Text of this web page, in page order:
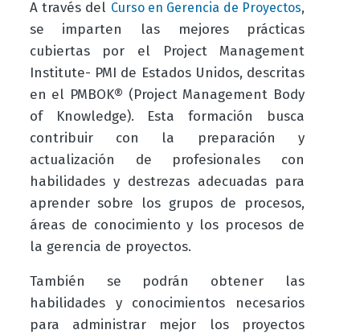
A través del Curso en Gerencia de Proyectos,
se imparten las mejores prácticas
cubiertas por el Project Management
Institute- PMI de Estados Unidos, descritas
en el PMBOK® (Project Management Body
of Knowledge). Esta formación busca
contribuir con la preparación y
actualización de profesionales con
habilidades y destrezas adecuadas para
aprender sobre los grupos de procesos,
áreas de conocimiento y los procesos de
la gerencia de proyectos.
También se podrán obtener las
habilidades y conocimientos necesarios
para administrar mejor los proyectos